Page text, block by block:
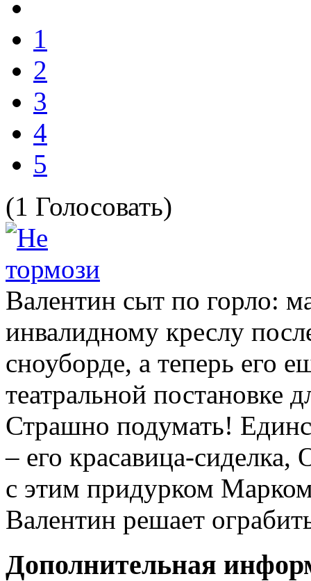
1
2
3
4
5
(1 Голосовать)
Валентин сыт по горло:
инвалидному креслу
сноуборде, а теперь его
театральной постановке
Страшно подумать!
– его красавица-сиделка,
с этим придурком
Валентин решает
Дополнительная